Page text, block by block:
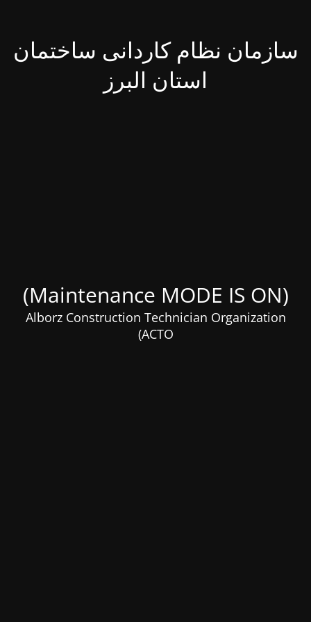
سازمان نظام کاردانی ساختمان
استان البرز
(Maintenance MODE IS ON)
Alborz Construction Technician Organization
(ACTO